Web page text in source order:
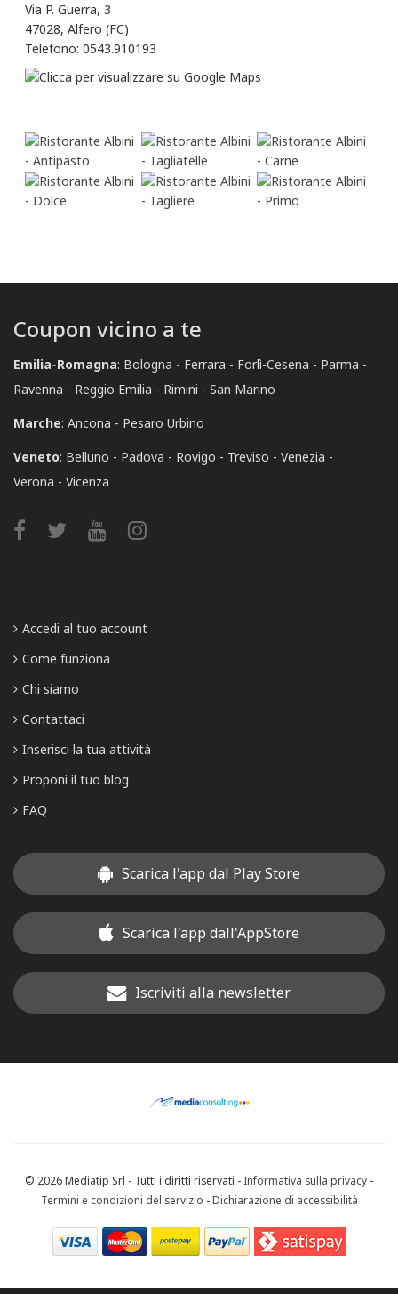
Via P. Guerra, 3
47028, Alfero (FC)
Telefono: 0543.910193
Coupon vicino a te
Emilia-Romagna: Bologna Ferrara Forlì-Cesena
Parma
Ravenna
Reggio Emilia Rimini
San Marino
Marche: Ancona
Pesaro Urbino
Veneto: Belluno Padova Rovigo Treviso
Venezia
Verona
Vicenza
Accedi al tuo account
Come funziona
Chi siamo
Contattaci
Inserisci la tua attività
Proponi il tuo blog
FAQ
Scarica l'app dal Play Store
Scarica l'app dall'AppStore
Iscriviti alla newsletter
© 2026 Mediatip Srl - Tutti i diritti riservati - Informativa sulla privacy -
Termini e condizioni del servizio -Dichiarazione di accessibilità